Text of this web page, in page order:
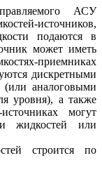
АСУ
источников,
подаются в
может иметь
приемниках
дискретными
(или аналоговыми
уровня), а также
могут
жидкостей или
строится по